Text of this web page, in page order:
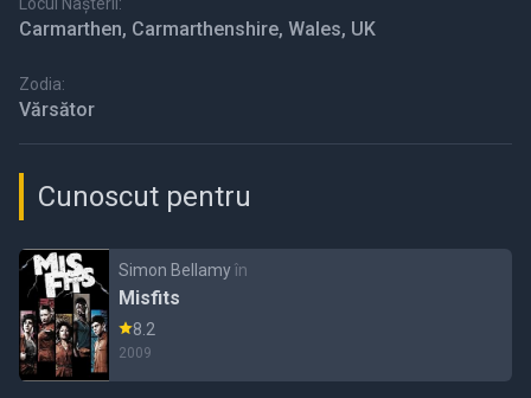
Locul Nașterii:
Carmarthen, Carmarthenshire, Wales, UK
Zodia:
Vărsător
Cunoscut pentru
Simon Bellamyîn
Misfits
8.2
2009